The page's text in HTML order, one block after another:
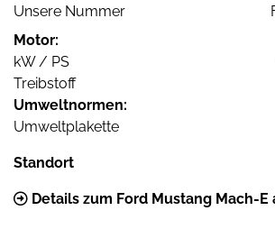
Unsere Nummer
Motor:
kW / PS
Treibstoff
Umweltnormen:
Umweltplakette
Standort
Details zum Ford Mustang Mach-E